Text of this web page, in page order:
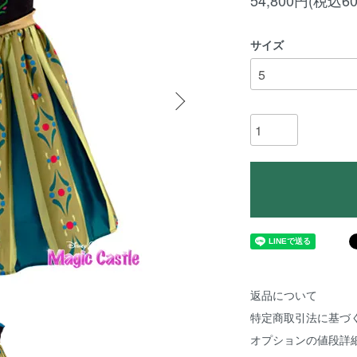
サイズ
返品について
特定商取引法に基づ
オプションの値段詳